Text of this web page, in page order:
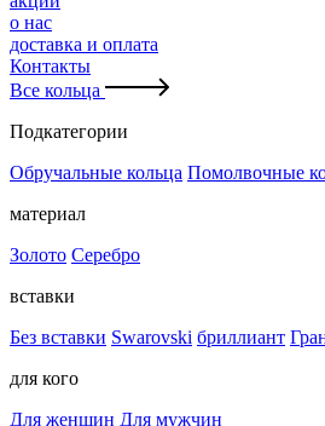
о нас
доставка и оплата
Контакты
Все кольца
Подкатегории
Обручальные кольца Помолвочные
материал
Золото Серебро
вставки
Без вставки Swarovski бриллиант
для кого
Для женщин Для мужчин